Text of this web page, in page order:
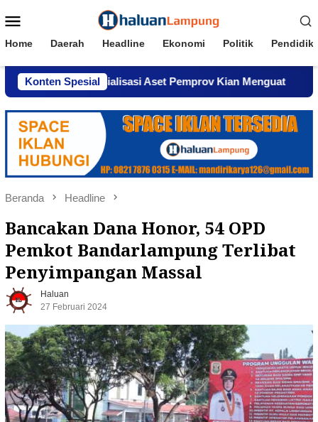
ke
Mobile
Home Daerah Headline Ekonomi Politik
Konten Spesial
Komersialisasi Aset Pemprov Kian Menguat AWPI
Beranda Headline
Bancakan Dana Honor, 54 OPD
Pemkot Bandarlampung Terlibat
Penyimpangan Massal
Haluan
27 Februari 2024